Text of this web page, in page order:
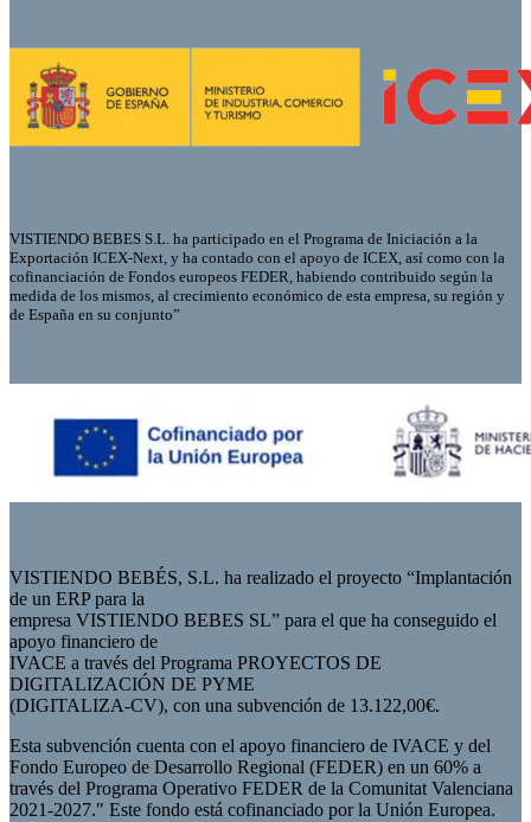
VISTIENDO BEBES S.L. ha participado en el Programa de Iniciación a la
Exportación ICEX-Next, y ha contado con el apoyo de ICEX, así como con la
cofinanciación de Fondos europeos FEDER, habiendo contribuido según la
medida de los mismos, al crecimiento económico de esta empresa, su región y
de España en su conjunto”
VISTIENDO BEBÉS, S.L. ha realizado el proyecto “Implantación
de un ERP para la
empresa VISTIENDO BEBES SL” para el que ha conseguido el
apoyo financiero de
IVACE a través del Programa PROYECTOS DE
DIGITALIZACIÓN DE PYME
(DIGITALIZA-CV), con una subvención de 13.122,00€.
Esta subvención cuenta con el apoyo financiero de IVACE y del
Fondo Europeo de Desarrollo Regional (FEDER) en un 60% a
través del Programa Operativo FEDER de la Comunitat Valenciana
2021-2027." Este fondo está cofinanciado por la Unión Europea.